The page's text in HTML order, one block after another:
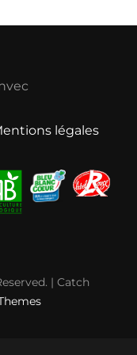
légales
| Catch